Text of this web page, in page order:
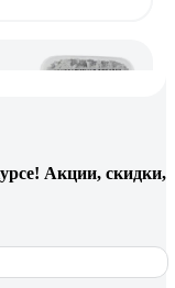
04.04.2026
Акции, скидки,